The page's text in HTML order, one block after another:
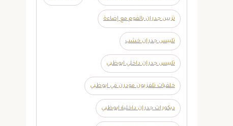
تزيين جدران بالفوم مع إضاءة
تلبيس جدران خشب
تلبيس جدران داخلي ابوظبي
خلفيات تلفزيون مودرن في ابوظبي
ديكورات جدران داخلية ابوظبي